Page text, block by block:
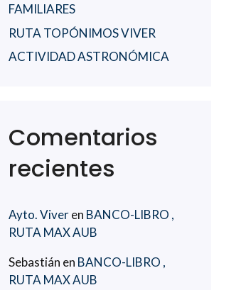
FAMILIARES
RUTA TOPÓNIMOS VIVER
ACTIVIDAD ASTRONÓMICA
Comentarios
recientes
Ayto. Viveren BANCO-LIBRO ,
RUTA MAX AUB
Sebastián en BANCO-LIBRO ,
RUTA MAX AUB